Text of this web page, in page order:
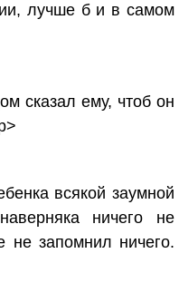
лучше б и в самом
сказал ему, чтоб он
всякой заумной
ничего не
не запомнил ничего.